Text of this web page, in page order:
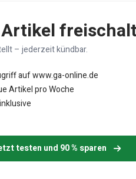
– jederzeit kündbar.
auf www.ga-online.de
Artikel pro Woche
testen und 90 % sparen